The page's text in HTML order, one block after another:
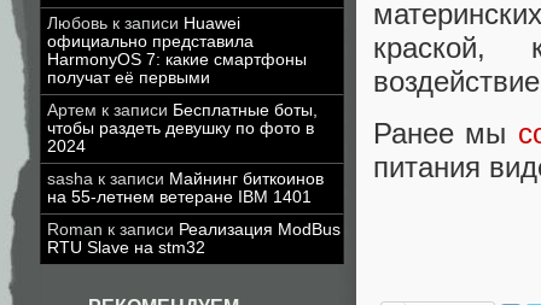
Любовь к записи Huawei
официально представила
HarmonyOS 7: какие смартфоны
получат её первыми
Артем к записи Бесплатные боты,
чтобы раздеть девушку по фото в
2024
sasha к записи Майнинг биткоинов
на 55-летнем ветеране IBM 1401
Roman к записи Реализация ModBus
RTU Slave на stm32
краской,
Ранее мы
питания